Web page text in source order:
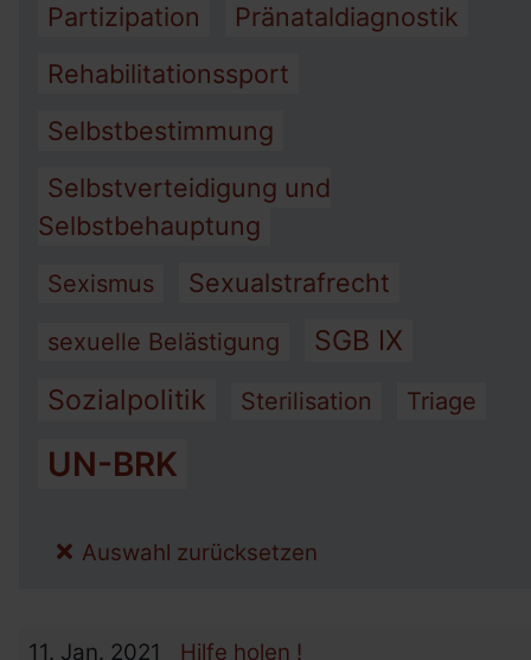
Partizipation
Pränataldiagnostik
Rehabilitationssport
Selbstbestimmung
Selbstverteidigung und
Selbstbehauptung
Sexismus Sexualstrafrecht
sexuelle Belästigung
SGB IX
Sozialpolitik
Sterilisation Triage
UN-BRK
Auswahl zurücksetzen
11. Jan. 2021 Hilfe holen !